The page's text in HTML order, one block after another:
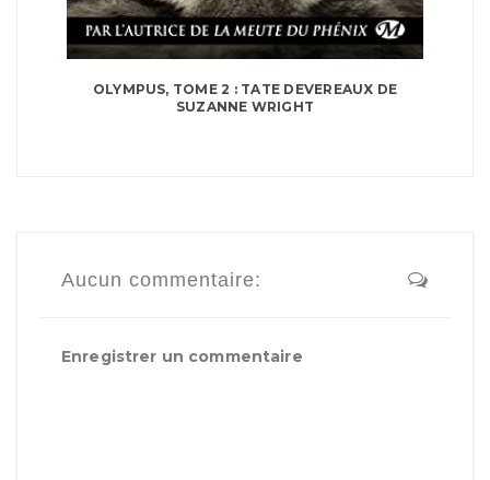
OLYMPUS, TOME 2 : TATE DEVEREAUX DE
SUZANNE WRIGHT
Aucun commentaire:
Enregistrer un commentaire